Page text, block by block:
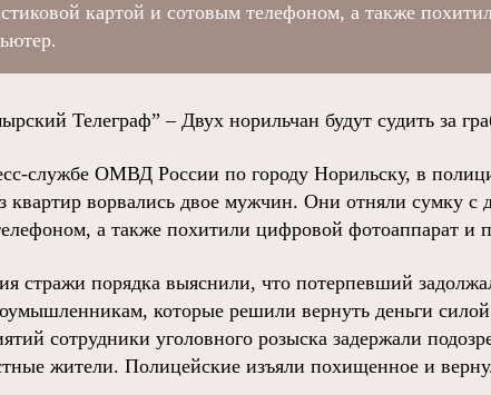
картой и сотовым телефоном, а также
Телеграф” – Двух норильчан будут судить за
службе ОМВД России по городу Норильску, в
квартир ворвались двое мужчин. Они отняли сумку с
а также похитили цифровой фотоаппарат и
стражи порядка выяснили, что потерпевший
которые решили вернуть деньги
сотрудники уголовного розыска задержали
жители. Полицейские изъяли похищенное и